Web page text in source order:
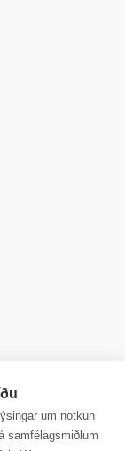
um notkun
samfélagsmiðlum